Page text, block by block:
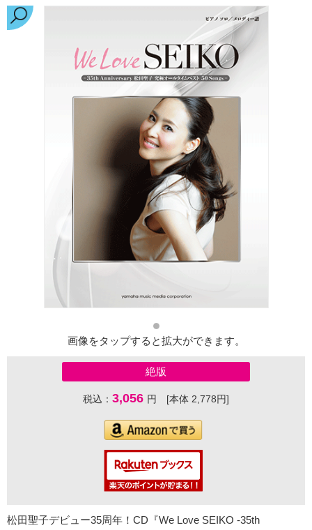
画像をタップすると拡大ができます。
絶版
税込： 3,056 円 [本体 2,778円]
松田聖子デビュー35周年！CD『We Love SEIKO -35th